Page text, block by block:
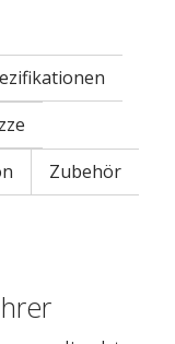
Zubehör